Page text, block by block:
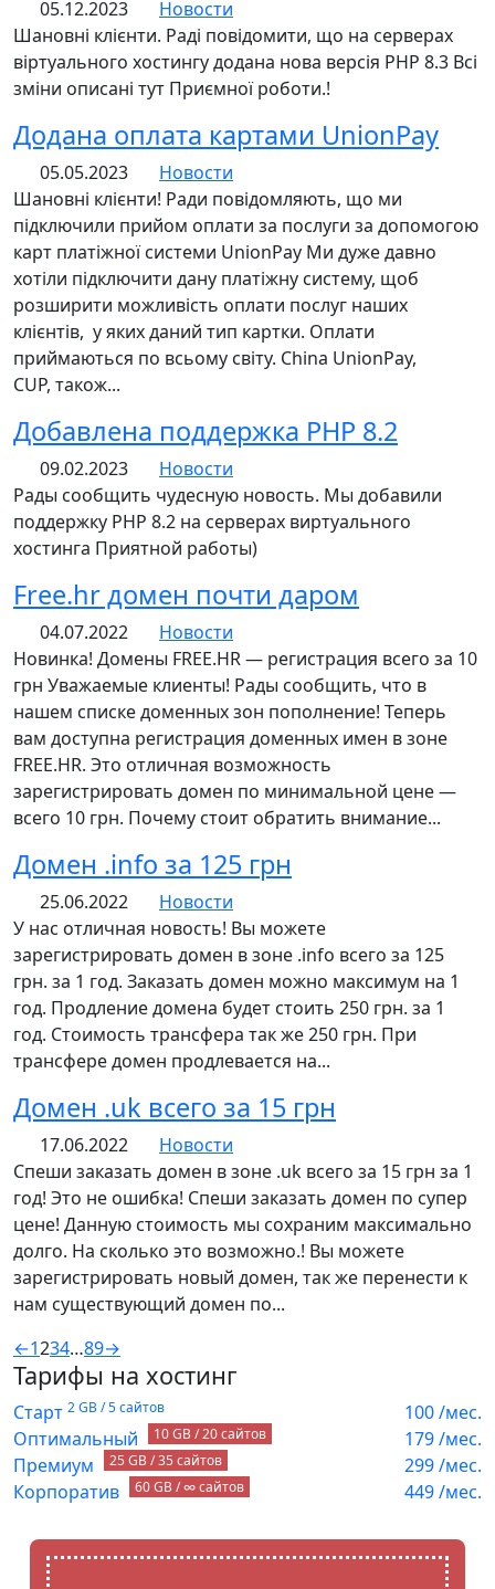
05.12.2023
Новости
Шановні клієнти. Раді повідомити, що на серверах
віртуального хостингу додана нова версія РHP 8.3 Всі
зміни описані тут Приємної роботи.!
Додана оплата картами UnionPay
05.05.2023
Новости
Шановні клієнти! Ради повідомляють, що ми
підключили прийом оплати за послуги за допомогою
карт платіжної системи UnionPay Ми дуже давно
хотіли підключити дану платіжну систему, щоб
розширити можливість оплати послуг наших
клієнтів, у яких даний тип картки. Оплати
приймаються по всьому світу. China UnionPay,
CUP, також...
Добавлена поддержка PHP 8.2
09.02.2023
Новости
Рады сообщить чудесную новость. Мы добавили
поддержку PHP 8.2 на серверах виртуального
хостинга Приятной работы)
Free.hr домен почти даром
04.07.2022
Новости
Новинка! Домены FREE.HR — регистрация всего за 10
грн Уважаемые клиенты! Рады сообщить, что в
нашем списке доменных зон пополнение! Теперь
вам доступна регистрация доменных имен в зоне
FREE.HR. Это отличная возможность
зарегистрировать домен по минимальной цене —
всего 10 грн. Почему стоит обратить внимание...
Домен .info за 125 грн
25.06.2022
Новости
У нас отличная новость! Вы можете
зарегистрировать домен в зоне .info всего за 125
грн. за 1 год. Заказать домен можно максимум на 1
год. Продление домена будет стоить 250 грн. за 1
год. Стоимость трансфера так же 250 грн. При
трансфере домен продлевается на...
Домен .uk всего за 15 грн
17.06.2022
Новости
Спеши заказать домен в зоне .uk всего за 15 грн за 1
год! Это не ошибка! Спеши заказать домен по супер
цене! Данную стоимость мы сохраним максимально
долго. На сколько это возможно.! Вы можете
зарегистрировать новый домен, так же перенести к
нам существующий домен по...
←1234…89→
Тарифы на хостинг
Старт 2 GB / 5 сайтов 100/мес.
Оптимальный
10 GB / 20 сайтов 179/мес.
Премиум
25 GB / 35 сайтов 299/мес.
Корпоратив
60 GB / ∞ сайтов 449/мес.